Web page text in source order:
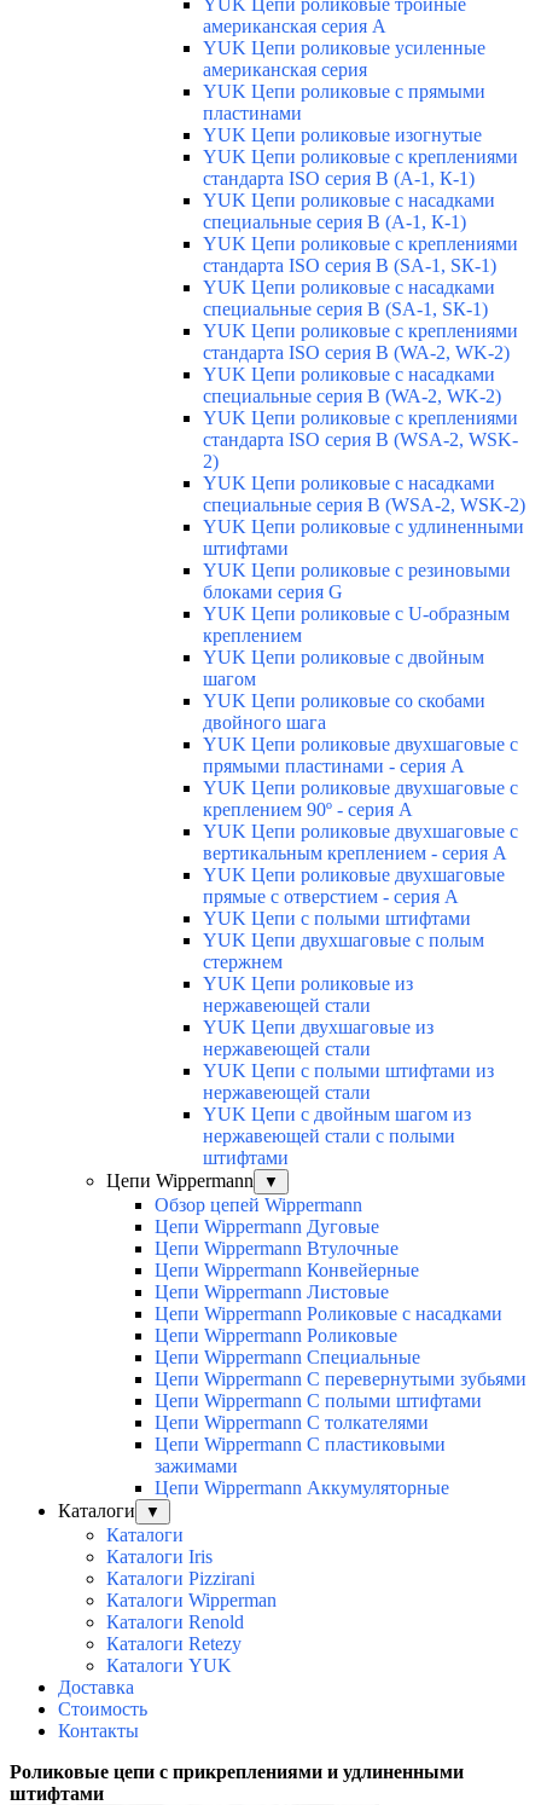
американская серия А
YUK Цепи роликовые усиленные
американская серия
YUK Цепи роликовые с прямыми
пластинами
YUK Цепи роликовые изогнутые
YUK Цепи роликовые с креплениями
стандарта ISO серия B (А-1, К-1)
YUK Цепи роликовые с насадками
специальные серия В (А-1, К-1)
YUK Цепи роликовые с креплениями
стандарта ISO серия B (SA-1, SК-1)
YUK Цепи роликовые с насадками
специальные серия В (SA-1, SК-1)
YUK Цепи роликовые с креплениями
стандарта ISO серия B (WA-2, WK-2)
YUK Цепи роликовые с насадками
специальные серия В (WA-2, WK-2)
YUK Цепи роликовые с креплениями
стандарта ISO серия B (WSA-2, WSK-
2)
YUK Цепи роликовые с насадками
специальные серия B (WSA-2, WSK-2)
YUK Цепи роликовые с удлиненными
штифтами
YUK Цепи роликовые с резиновыми
блоками серия G
YUK Цепи роликовые с U-образным
креплением
YUK Цепи роликовые с двойным
шагом
YUK Цепи роликовые со скобами
двойного шага
YUK Цепи роликовые двухшаговые с
прямыми пластинами - серия А
YUK Цепи роликовые двухшаговые с
креплением 90º - серия А
YUK Цепи роликовые двухшаговые с
вертикальным креплением - серия А
YUK Цепи роликовые двухшаговые
прямые с отверстием - серия А
YUK Цепи с полыми штифтами
YUK Цепи двухшаговые с полым
стержнем
YUK Цепи роликовые из
нержавеющей стали
YUK Цепи двухшаговые из
нержавеющей стали
YUK Цепи с полыми штифтами из
нержавеющей стали
YUK Цепи с двойным шагом из
нержавеющей стали с полыми
штифтами
Цепи Wippermann
▼
Обзор цепей Wippermann
Цепи Wippermann Дуговые
Цепи Wippermann Втулочные
Цепи Wippermann Конвейерные
Цепи Wippermann Листовые
Цепи Wippermann Роликовые с насадками
Цепи Wippermann Роликовые
Цепи Wippermann Специальные
Цепи Wippermann С перевернутыми зубьями
Цепи Wippermann С полыми штифтами
Цепи Wippermann С толкателями
Цепи Wippermann С пластиковыми
зажимами
Цепи Wippermann Аккумуляторные
Каталоги
▼
Каталоги
Каталоги Iris
Каталоги Pizzirani
Каталоги Wipperman
Каталоги Renold
Каталоги Retezy
Каталоги YUK
Доставка
Стоимость
Контакты
Роликовые цепи с прикреплениями и удлиненными
штифтами